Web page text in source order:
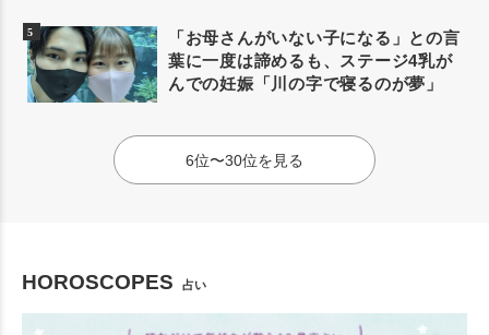
「お母さんがいない子になる」との言
葉に一度は諦めるも、ステージ4乳が
んでの妊娠「川の字で寝るのが夢」
6位〜30位を見る
HOROSCOPES 占い